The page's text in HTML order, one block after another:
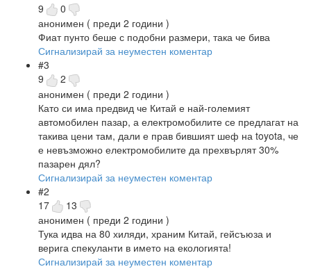
9
0
анонимен ( преди 2 години )
Фиат пунто беше с подобни размери, така че бива
Сигнализирай за неуместен коментар
#3
9
2
анонимен ( преди 2 години )
Като си има предвид че Китай е най-големият
автомобилен пазар, а електромобилите се предлагат на
такива цени там, дали е прав бившият шеф на toyota, че
е невъзможно електромобилите да прехвърлят 30%
пазарен дял?
Сигнализирай за неуместен коментар
#2
17
13
анонимен ( преди 2 години )
Тука идва на 80 хиляди, храним Китай, гейсъюза и
верига спекуланти в името на екологията!
Сигнализирай за неуместен коментар